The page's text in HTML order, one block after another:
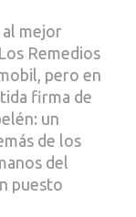
al mejor
Remedios
pero en
firma de
un
de los
del
puesto